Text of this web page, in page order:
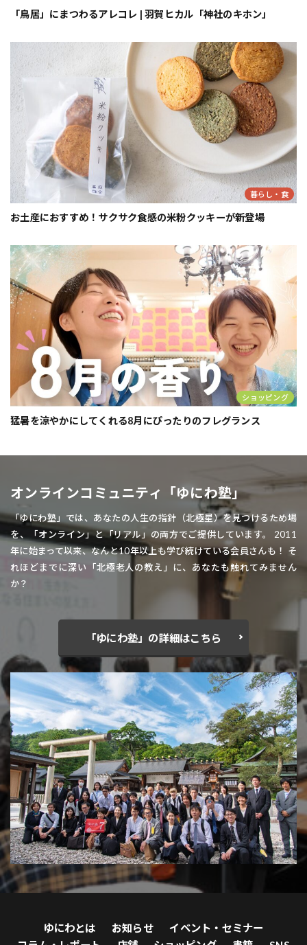
「鳥居」にまつわるアレコレ | 羽賀ヒカル「神社のキホン」
暮らし・食
お土産におすすめ！サクサク食感の米粉クッキーが新登場
ショッピング
猛暑を涼やかにしてくれる8月にぴったりのフレグランス
オンラインコミュニティ「ゆにわ塾」
「ゆにわ塾」では、あなたの人生の指針（北極星）を見つけるため場
を、「オンライン」と「リアル」の両方でご提供しています。 2011
年に始まって以来、なんと10年以上も学び続けている会員さんも！ そ
れほどまでに深い「北極老人の教え」に、あなたも触れてみません
か？
「ゆにわ塾」の詳細はこちら
ゆにわとは お知らせ
イベント・セミナー